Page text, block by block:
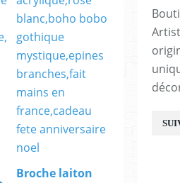
Broche laiton